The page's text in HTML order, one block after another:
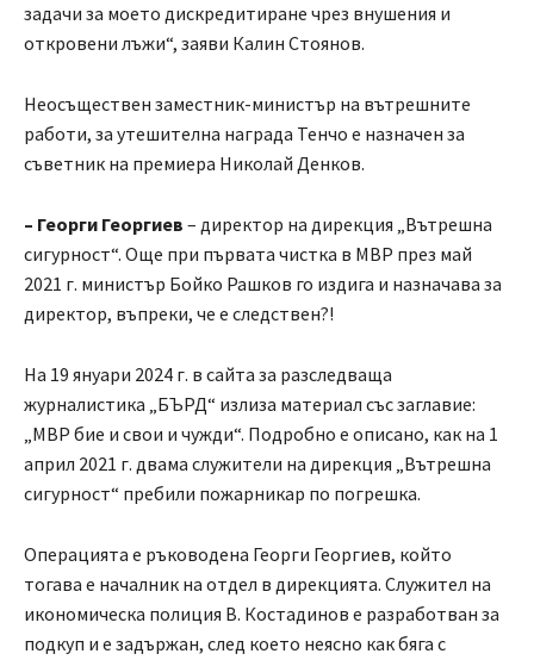
задачи за моето дискредитиране чрез внушения и
откровени лъжи“, заяви Калин Стоянов.
Неосъществен заместник-министър на вътрешните
работи, за утешителна награда Тенчо е назначен за
съветник на премиера Николай Денков.
– Георги Георгиев – директор на дирекция „Вътрешна
сигурност“. Още при първата чистка в МВР през май
2021 г. министър Бойко Рашков го издига и назначава за
директор, въпреки, че е следствен?!
На 19 януари 2024 г. в сайта за разследваща
журналистика „БЪРД“ излиза материал със заглавие:
„МВР бие и свои и чужди“. Подробно е описано, как на 1
април 2021 г. двама служители на дирекция „Вътрешна
сигурност“ пребили пожарникар по погрешка.
Операцията е ръководена Георги Георгиев, който
тогава е началник на отдел в дирекцията. Служител на
икономическа полиция В. Костадинов е разработван за
подкуп и е задържан, след което неясно как бяга с